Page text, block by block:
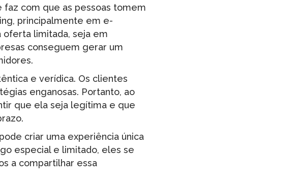
com que as pessoas tomem
principalmente em e-
oferta limitada, seja em
conseguem gerar um
e verídica. Os clientes
enganosas. Portanto, ao
que ela seja legítima e que
criar uma experiência única
especial e limitado, eles se
a compartilhar essa